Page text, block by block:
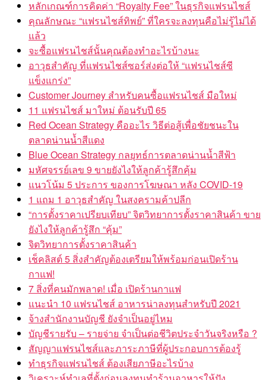
หลักเกณฑ์การคิดค่า “Royalty Fee” ในธุรกิจแฟรนไชส์
คุณลักษณะ “แฟรนไชส์ทิพย์” ที่ใครจะลงทุนคือไม่รู้ไม่ได้
แล้ว
จะซื้อแฟรนไชส์นั้นคุณต้องทำอะไรบ้างนะ
อาวุธสำคัญ ที่แฟรนไชส์ซอร์ส่งต่อให้ “แฟรนไชส์ซี
แข็งแกร่ง”
Customer Journey สำหรับคนซื้อแฟรนไชส์ มือใหม่
11 แฟรนไชส์ มาใหม่ ต้อนรับปี 65
Red Ocean Strategy คืออะไร วิธีต่อสู้เพื่อชัยชนะใน
ตลาดน่านน้ำสีแดง
Blue Ocean Strategy กลยุทธ์การตลาดน่านน้ำสีฟ้า
มหัศจรรย์เลข 9 ขายยังไงให้ลูกค้ารู้สึกคุ้ม
แนวโน้ม 5 ประการ ของการโฆษณา หลัง COVID-19
1 แถม 1 อาวุธสำคัญ ในสงครามค้าปลีก
“การตั้งราคาเปรียบเทียบ” จิตวิทยาการตั้งราคาสินค้า ขาย
ยังไงให้ลูกค้ารู้สึก “คุ้ม”
จิตวิทยาการตั้งราคาสินค้า
เช็คลิสต์ 5 สิ่งสำคัญต้องเตรียมให้พร้อมก่อนเปิดร้าน
กาแฟ!
7 สิ่งที่คนมักพลาด! เมื่อ เปิดร้านกาแฟ
แนะนำ 10 แฟรนไชส์ อาหารน่าลงทุนสำหรับปี 2021
จ้างสำนักงานบัญชี ยังจำเป็นอยู่ไหม
บัญชีรายรับ – รายจ่าย จำเป็นต่อชีวิตประจำวันจริงหรือ ?
สัญญาแฟรนไชส์และภาระภาษีที่ผู้ประกอบการต้องรู้
ทำธุรกิจแฟรนไชส์ ต้องเสียภาษีอะไรบ้าง